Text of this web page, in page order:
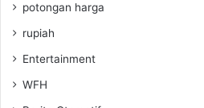
potongan harga
rupiah
Entertainment
WFH